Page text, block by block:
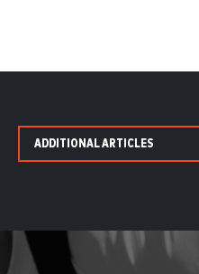
ADDITIONAL ARTICLES